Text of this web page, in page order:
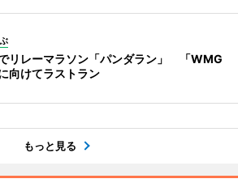
リレーマラソン「パンダラン」 「WMG
向けてラストラン
もっと見る